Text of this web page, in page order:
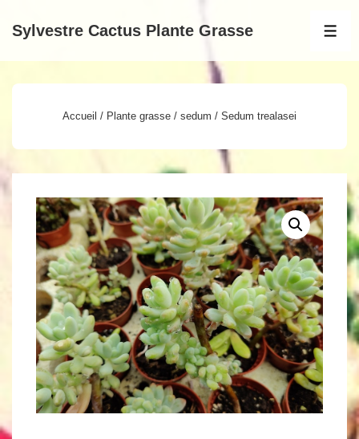
passer
Sylvestre Cactus Plante Grasse
Accueil / Plante grasse / sedum / Sedum trealasei